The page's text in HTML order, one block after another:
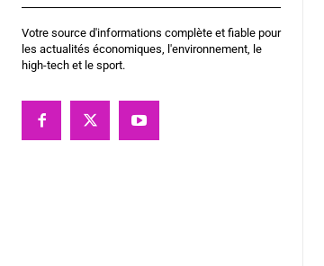
Votre source d'informations complète et fiable pour
les actualités économiques, l'environnement, le
high-tech et le sport.